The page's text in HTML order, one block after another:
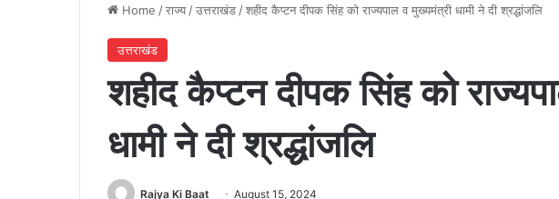
Home /राज्य /उत्तराखंड /शहीद कैप्टन दीपक सिंह को राज्यपाल व मुख्यमंत्री धामी ने दी श्रद्धांजलि
उत्तराखंड
शहीद कैप्टन दीपक सिंह को
धामी ने दी श्रद्धांजलि
Rajya Ki Baat August 15, 2024